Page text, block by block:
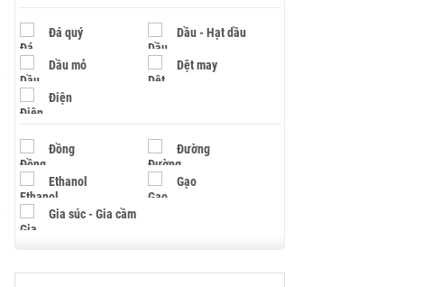
Đá quý Dầu - Hạt dầu
Dầu mỏ Dệt may
Điện
Đồng Đường
Ethanol Gạo
Gia súc - Gia cầm